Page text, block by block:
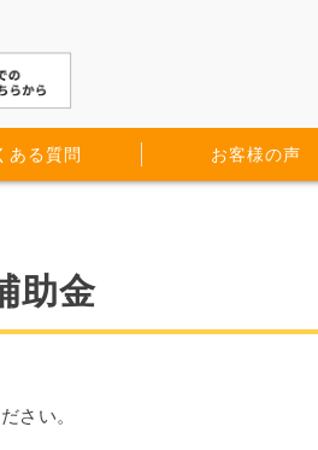
ある質問 お客様の声
助金
さい。